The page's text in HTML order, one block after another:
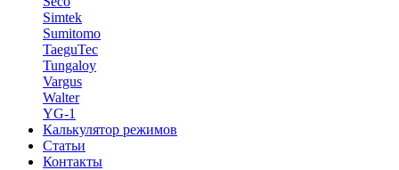
Simtek
Sumitomo
TaeguTec
Tungaloy
Vargus
Walter
YG-1
Калькулятор режимов
Статьи
Контакты